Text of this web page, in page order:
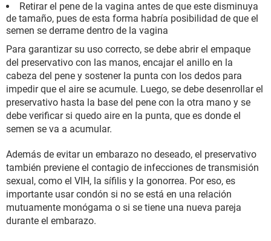
Retirar el pene de la vagina antes de que este disminuya
de tamaño, pues de esta forma habría posibilidad de que el
semen se derrame dentro de la vagina
Para garantizar su uso correcto, se debe abrir el empaque
del preservativo con las manos, encajar el anillo en la
cabeza del pene y sostener la punta con los dedos para
impedir que el aire se acumule. Luego, se debe desenrollar el
preservativo hasta la base del pene con la otra mano y se
debe verificar si quedo aire en la punta, que es donde el
semen se va a acumular.
Además de evitar un embarazo no deseado, el preservativo
también previene el contagio de infecciones de transmisión
sexual, como el VIH, la sífilis y la gonorrea. Por eso, es
importante usar condón si no se está en una relación
mutuamente monógama o si se tiene una nueva pareja
durante el embarazo.